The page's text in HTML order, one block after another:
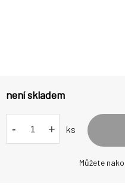
není skladem
- + ks
Můžete